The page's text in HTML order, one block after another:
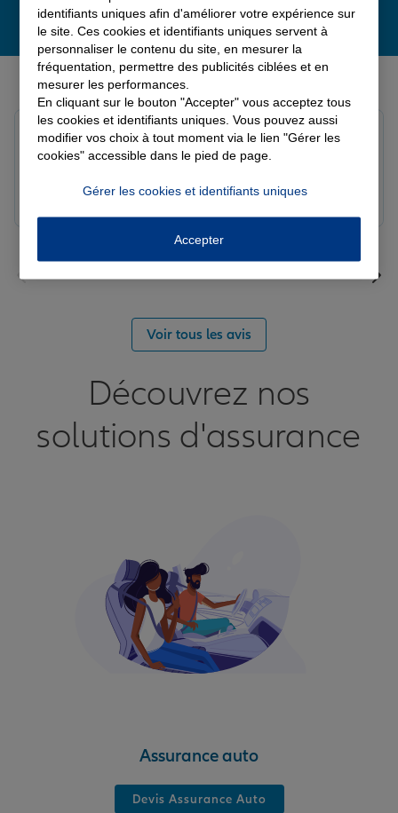
Derniers avis de nos agences Allianz
Le 09/08/2026 - Agence LANGRES-SAINT GEOSMES
Très bonne agence. Notre conseillère Laura est
Fanny B.
Voir tous les avis
Découvrez nos
solutions d'assurance
Assurance auto
Devis Assurance Auto
identifiants uniques afin d'améliorer votre expérience sur
le site. Ces cookies et identifiants uniques servent à
personnaliser le contenu du site, en mesurer la
fréquentation, permettre des publicités ciblées et en
mesurer les performances.
En cliquant sur le bouton "Accepter" vous acceptez tous
les cookies et identifiants uniques. Vous pouvez aussi
modifier vos choix à tout moment via le lien "Gérer les
cookies" accessible dans le pied de page.
Gérer les cookies et identifiants uniques
Accepter